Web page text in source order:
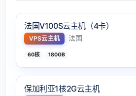
法国V100S云主机（4卡）
VPS云主机 法国
60核 180GB
保加利亚1核2G云主机